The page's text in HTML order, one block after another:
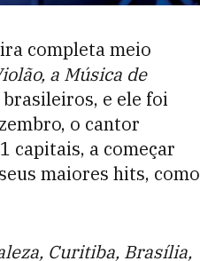
completa meio
a Música de
e ele foi
o cantor
capitais, a começar
maiores hits, como
Curitiba, Brasília,